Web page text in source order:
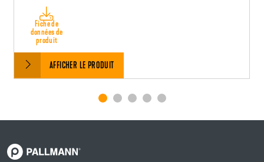
Fiche de
données de
produit
AFFICHER LE PRODUIT